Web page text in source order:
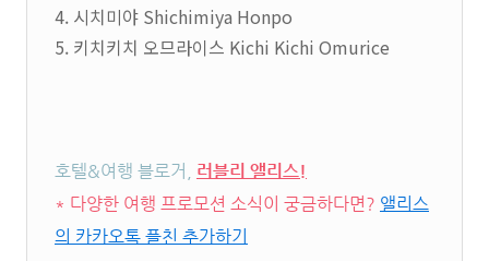
4. 시치미야 Shichimiya Honpo
5. 키치키치 오므라이스 Kichi Kichi Omurice
호텔&여행 블로거,
러블리 앨리스!
* 다양한 여행 프로모션 소식이 궁금하다면? 앨리스
의 카카오톡 플친 추가하기